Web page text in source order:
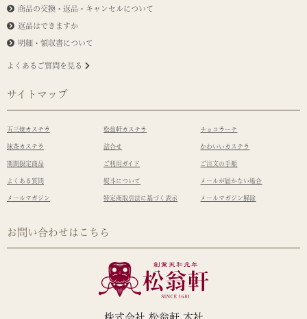
商品の交換・返品・キャンセルについて
返品はできますか
明細・領収書について
よくあるご質問を見る
サイトマップ
五三焼カステラ 松翁軒カステラ チョコラーテ
抹茶カステラ 詰合せ かわいいカステラ
期間限定商品 ご利用ガイド ご注文の手順
よくある質問 熨斗について メールが届かない場合
メールマガジン 特定商取引法に基づく表示 メールマガジン解除
お問い合わせはこちら